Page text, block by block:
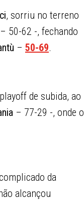
, sorriu no terreno
– 50-62 -, fechando
– 50-69.
de subida, ao
– 77-29 -, onde o
da
alcançou